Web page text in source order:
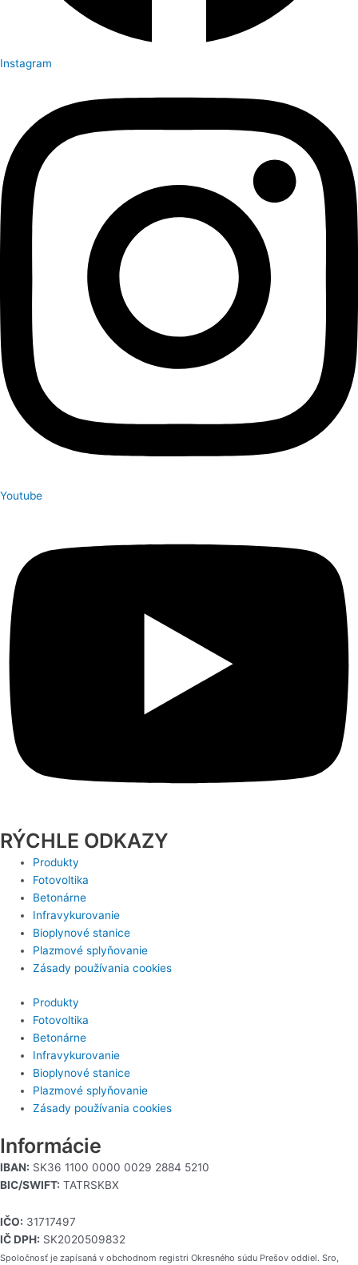
Instagram
Youtube
RÝCHLE ODKAZY
Produkty
Fotovoltika
Betonárne
Infravykurovanie
Bioplynové stanice
Plazmové splyňovanie
Zásady používania cookies
Produkty
Fotovoltika
Betonárne
Infravykurovanie
Bioplynové stanice
Plazmové splyňovanie
Zásady používania cookies
Informácie
IBAN: SK36 1100 0000 0029 2884 5210
BIC/SWIFT: TATRSKBX
IČO: 31717497
IČ DPH: SK2020509832
Spoločnosť je zapísaná v obchodnom registri Okresného súdu Prešov oddiel. Sro,